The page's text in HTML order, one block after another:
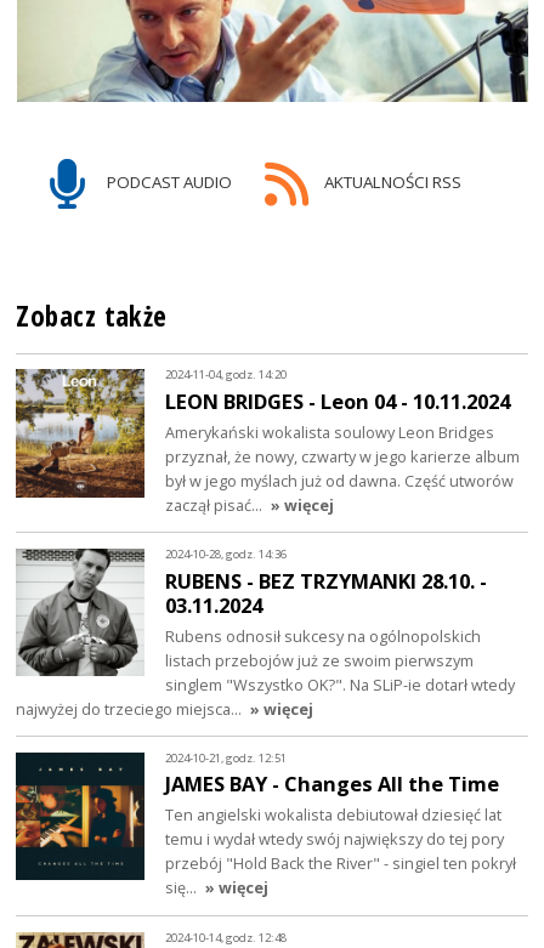
PODCAST AUDIO AKTUALNOŚCI RSS
Zobacz także
2024-11-04, godz. 14:20
LEON BRIDGES - Leon 04 - 10.11.2024
Amerykański wokalista soulowy Leon Bridges
przyznał, że nowy, czwarty w jego karierze album
był w jego myślach już od dawna. Część utworów
zaczął pisać… » więcej
2024-10-28, godz. 14:36
RUBENS - BEZ TRZYMANKI 28.10. -
03.11.2024
Rubens odnosił sukcesy na ogólnopolskich
listach przebojów już ze swoim pierwszym
singlem "Wszystko OK?". Na SLiP-ie dotarł wtedy
najwyżej do trzeciego miejsca… » więcej
2024-10-21, godz. 12:51
JAMES BAY - Changes All the Time
Ten angielski wokalista debiutował dziesięć lat
temu i wydał wtedy swój największy do tej pory
przebój "Hold Back the River" - singiel ten pokrył
się… » więcej
2024-10-14, godz. 12:48